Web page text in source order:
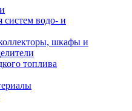
систем водо- и
шкафы и
топлива